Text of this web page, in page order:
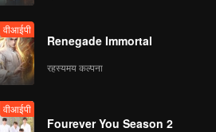
वीआईपी
Renegade Immortal
रहस्यमय कल्पना
वीआईपी
Fourever You Season 2